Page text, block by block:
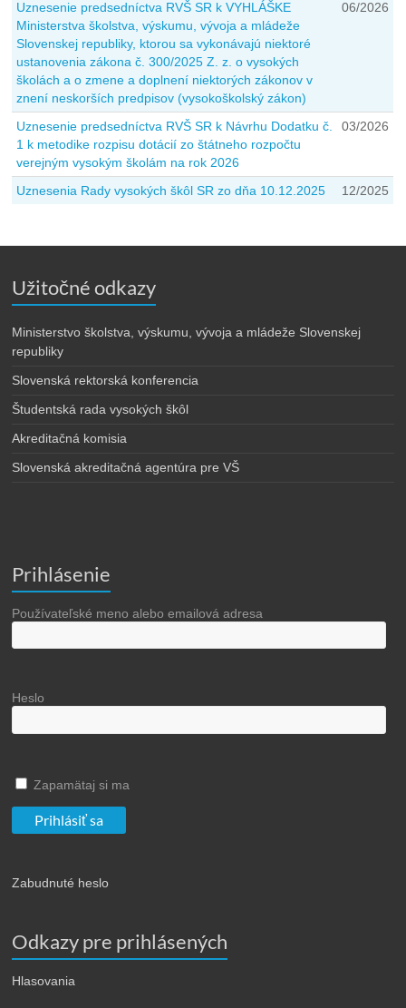
Uznesenie predsedníctva RVŠ SR k VYHLÁŠKE
Ministerstva školstva, výskumu, vývoja a mládeže
Slovenskej republiky, ktorou sa vykonávajú niektoré
ustanovenia zákona č. 300/2025 Z. z. o vysokých
školách a o zmene a doplnení niektorých zákonov v
znení neskorších predpisov (vysokoškolský zákon)
06/2026
Uznesenie predsedníctva RVŠ SR k Návrhu Dodatku č.
1 k metodike rozpisu dotácií zo štátneho rozpočtu
verejným vysokým školám na rok 2026
03/2026
Uznesenia Rady vysokých škôl SR zo dňa 10.12.2025 12/2025
Užitočné odkazy
Ministerstvo školstva, výskumu, vývoja a mládeže Slovenskej
republiky
Slovenská rektorská konferencia
Študentská rada vysokých škôl
Akreditačná komisia
Slovenská akreditačná agentúra pre VŠ
Prihlásenie
Používateľské meno alebo emailová adresa
Heslo
Zapamätaj si ma
Zabudnuté heslo
Odkazy pre prihlásených
Hlasovania